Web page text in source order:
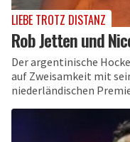
LIEBE TROTZ DISTANZ
Rob Jetten und
Der argentinische
auf Zweisamkeit mit
niederländischen